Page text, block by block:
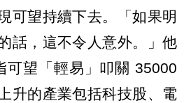
可望持續下去。「如果明
話，這不令人意外。」他
可望「輕易」叩關 35000
升的產業包括科技股、電